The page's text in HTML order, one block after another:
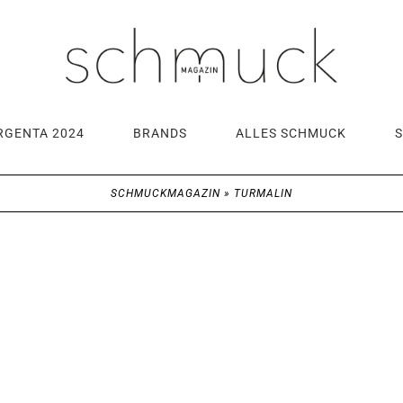
2024 BRANDS ALLES SCHMUCK
SCHMUCKMAGAZIN » TURMALIN